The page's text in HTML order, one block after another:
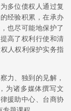
多位债权人通过复
经验积累，在承办
也尽可能地保护了
高了权利行使和清
人权利保护实务指
力、独到的见解，
为诸多媒体撰写文
援助中心、台商协